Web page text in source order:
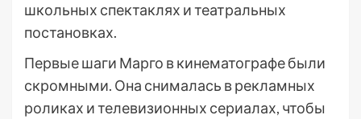
школьных спектаклях и театральных
постановках.
Первые шаги Марго в кинематографе были
скромными. Она снималась в рекламных
роликах и телевизионных сериалах, чтобы